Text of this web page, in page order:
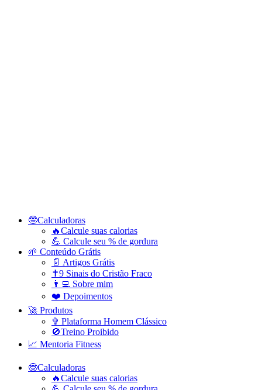
🤓Calculadoras
🔥Calcule suas calorias
💪 Calcule seu % de gordura
🌱 Conteúdo Grátis
📄 Artigos Grátis
✝️9 Sinais do Cristão Fraco
👨‍💻 Sobre mim
❤️ Depoimentos
🚀 Produtos
✞ Plataforma Homem Clássico
🚫Treino Proibido
📈 Mentoria Fitness
🤓Calculadoras
🔥Calcule suas calorias